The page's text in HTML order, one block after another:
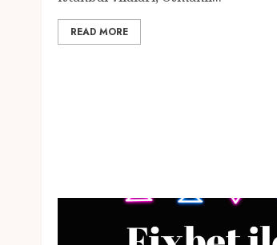
READ MORE